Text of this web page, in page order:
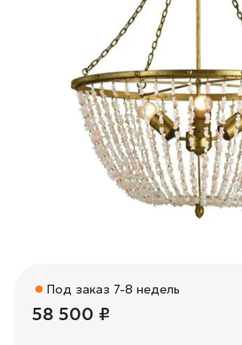
Под заказ 7-8 недель
58 500 ₽